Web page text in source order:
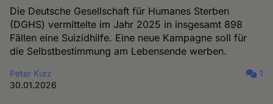
Die Deutsche Gesellschaft für Humanes Sterben
(DGHS) vermittelte im Jahr 2025 in insgesamt 898
Fällen eine Suizidhilfe. Eine neue Kampagne soll für
die Selbstbestimmung am Lebensende werben.
Peter Kurz
30.01.2026
1